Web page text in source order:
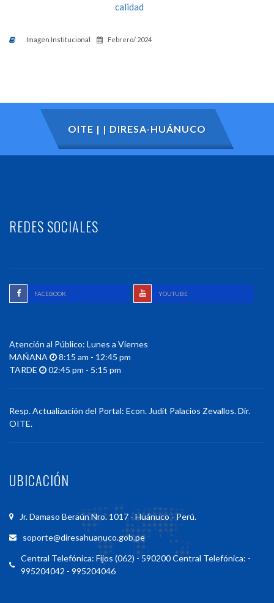
calidad
Imagen Institucional Febrero/ 2024
OITE | | DIRESA-HUÁNUCO
REDES SOCIALES
FACEBOOK YOUTUBE
Atención al Público: Lunes a Viernes
MAŃANA
8:15 am - 12:45 pm
TARDE
02:45 pm - 5:15 pm
Resp. Actualización del Portal: Econ. Judit Palacios Zevallos. Dir.
OITE.
UBICACIÓN
Jr. Damaso Beraún Nro. 1017 - Huánuco - Perú.
soporte@diresahuanuco.gob.pe
Central Telefónica: Fijos (062) - 590200 Central Telefónica: -
995204042 - 995204046